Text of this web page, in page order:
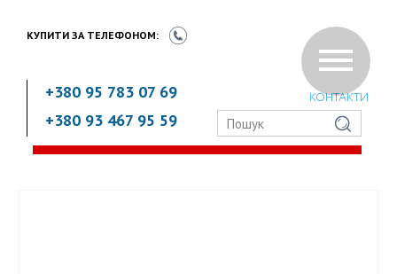
КУПИТИ ЗА ТЕЛЕФОНОМ:
+380 95 783 07 69
+380 93 467 95 59
КОНТАКТИ